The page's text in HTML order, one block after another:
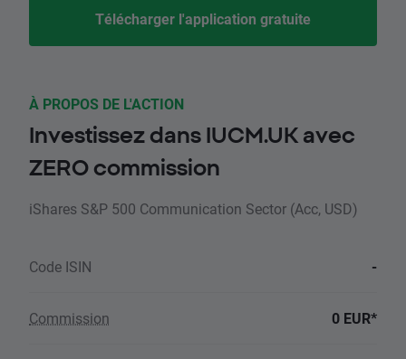
Télécharger l'application gratuite
À PROPOS DE L'ACTION
Investissez dans IUCM.UK avec
ZERO commission
iShares S&P 500 Communication Sector (Acc, USD)
Code ISIN -
Commission 0 EUR*